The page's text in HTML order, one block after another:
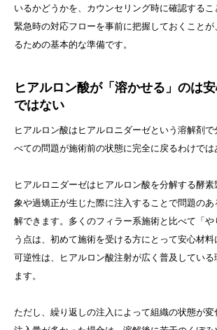
いるかどうかを、カウンセリング時に確認するこ
緊急時の対応フローを事前に把握しておくこと
るための基本的な準備です。
ヒアルロン酸が「溶かせる」のは
ではない
ヒアルロン酸はヒアルロニダーゼという溶解剤
べての問題が施術前の状態に完全に戻るわけでは
ヒアルロニダーゼはヒアルロン酸を分解する酵
象や過矯正が生じた際に注入することで問題の
解できます。多くのフィラー系施術と比べて「
う点は、初めて施術を受ける方にとって安心材
可逆性は、ヒアルロン酸注射が広く普及している
ます。
ただし、繰り返しの注入によって組織の状態が変